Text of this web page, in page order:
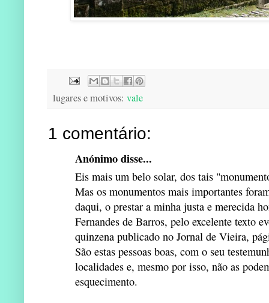
lugares e motivos: vale
1 comentário:
Anónimo disse...
Eis mais um belo solar, dos tais
Mas os monumentos mais importantes
daqui, o prestar a minha justa e merecida
Fernandes de Barros, pelo excelente texto
quinzena publicado no Jornal de Vieira,
São estas pessoas boas, com o seu
localidades e, mesmo por isso, não as
esquecimento.